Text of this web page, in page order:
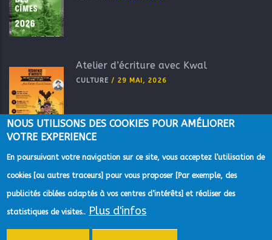
Atelier d’écriture avec Kwal
CULTURE / 29 MAI, 2026
©2022 Direction de la Communication de la Communauté
NOUS UTILISONS DES COOKIES POUR AMÉLIORER
VOTRE EXPERIENCE
En poursuivant votre navigation sur ce site, vous acceptez l’utilisation de
cookies [ou autres traceurs] pour vous proposer [Par exemple, des
publicités ciblées adaptés à vos centres d’intérêts] et réaliser des
statistiques de visites.. Plus d'infos